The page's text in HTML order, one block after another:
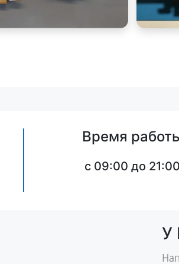
Время
c 09:00 до 21:00
У